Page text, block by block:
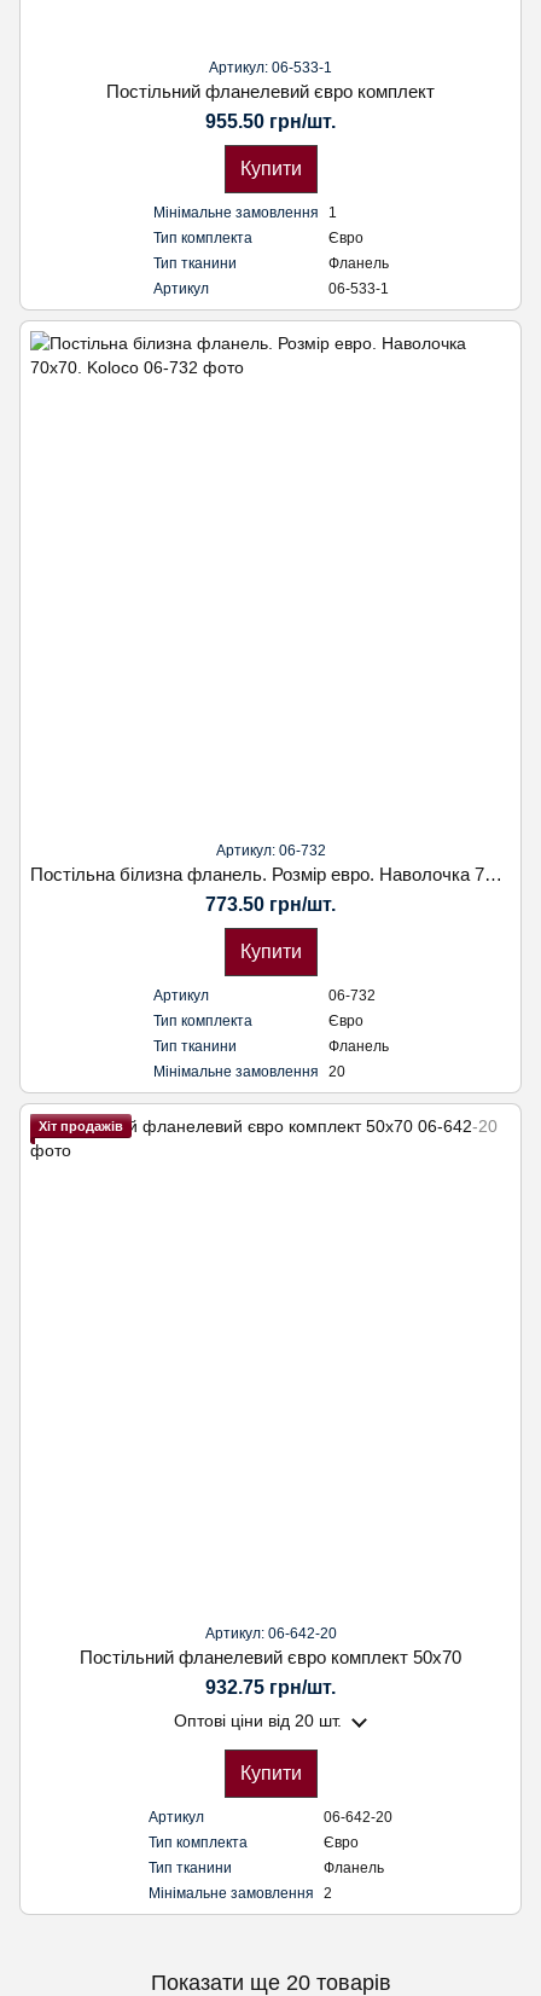
Артикул: 06-533-1
Постільний фланелевий євро комплект
955.50 грн/шт.
Купити
Мінімальне замовлення
1
Тип комплекта
Євро
Тип тканини
Фланель
Артикул
06-533-1
Артикул: 06-732
Постільна білизна фланель. Розмір евро. Наволочка 70х70. Koloco
773.50 грн/шт.
Купити
Артикул
06-732
Тип комплекта
Євро
Тип тканини
Фланель
Мінімальне замовлення
20
Хіт продажів
Артикул: 06-642-20
Постільний фланелевий євро комплект 50х70
932.75 грн/шт.
Оптові ціни від 20 шт.
Купити
Артикул
06-642-20
Тип комплекта
Євро
Тип тканини
Фланель
Мінімальне замовлення
2
Показати ще 20 товарів